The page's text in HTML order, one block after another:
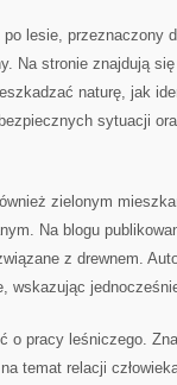
lesie, przeznaczony
Na stronie znajdują
naturę, jak
sytuacji
zielonym
Na blogu
z drewnem.
wskazując
o pracy leśniczego.
temat relacji